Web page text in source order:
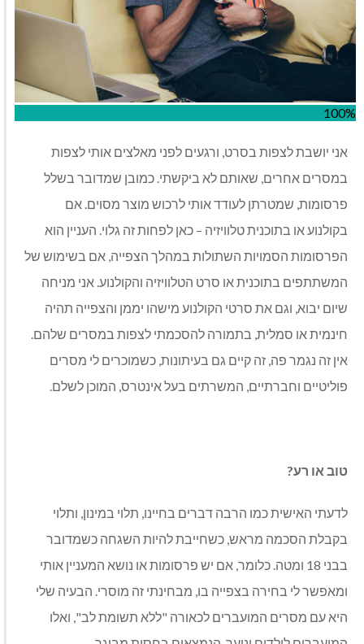
100%
אני יושבת לצפות בסרט, ורגעים לפני מאלצים אותי לצפות
במסרים אחרים, שאותם לא ביקשתי. כמובן שמדובר בשלל
פרסומות, שמטרתן לעודד אותי לרכוש מוצר מסוים. אם
בקולנוע או בתוכנית טלוויזיה – כאן לפחות זה גלוי. העניין הוא
הפרסומות הסמויות השתולות במהלך הצפייה, אם בשימוש של
המשתתפים בתוכנית או סרט הטלוויזיה והקולנוע. אני מניחה
שיום יבוא, וגם את סרטי הקולנוע מישהו יממן והצפייה תהיה
חינמית או סמלית, בתמורה להסכמתי לצפות במסרים שלהם.
אין זה נגמר פה, זה קיים גם בעיתונות, כשמוכרים לי מסרים
פוליטיים וחברתיים, המשרתים בעל אינטרס, המוכן לשלם.
טוב או רע?
לדעתי האישית כמו הרבה דברים בחיינו, תלוי במינון, ותלוי
בקבלת הסכמה מראש, כשחייבת להיות השגחה כשמדובר
בבני 18 ומטה. כלומר, אם יש פרסומות או נושא המעניין אותי
ומאפשר לי בחירה בצפייה בו, מבחינתי זה מוסרי. הבעיה שלי
היא עם מסרים המועברים לכאורה "ללא תשומת לב", ואלו